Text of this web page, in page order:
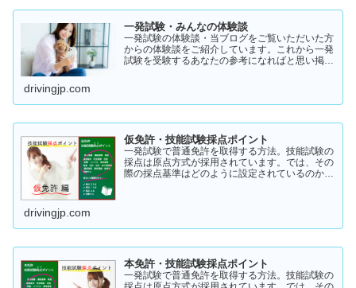
一発試験・みんなの体験談
一発試験の体験談・当ブログをご覧いただいた方
からの体験談をご紹介しています。これから一発
試験を受験するあなたの参考になればと思い掲載
drivingjp.com
仮免許・技能試験採点ポイント
一発試験で普通免許を取得する方法。技能試験の
採点は原点方式が採用されています。では、その
際の採点基準はどのように設定されているのかご
drivingjp.com
本免許・技能試験採点ポイント
一発試験で普通免許を取得する方法。技能試験の